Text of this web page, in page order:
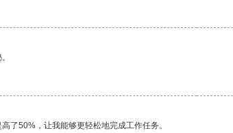
了50%，让我能够更轻松地完成工作任务。